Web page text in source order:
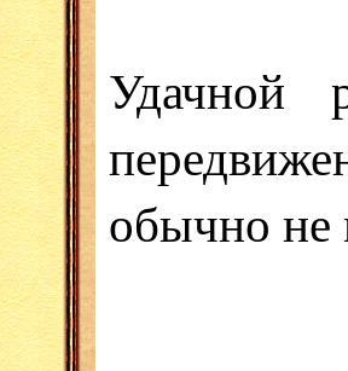
Удачной
обычно не